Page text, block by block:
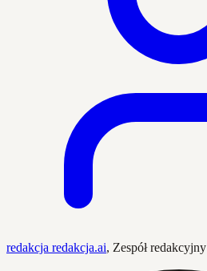
redakcja redakcja.ai, Zespół redakcyjny